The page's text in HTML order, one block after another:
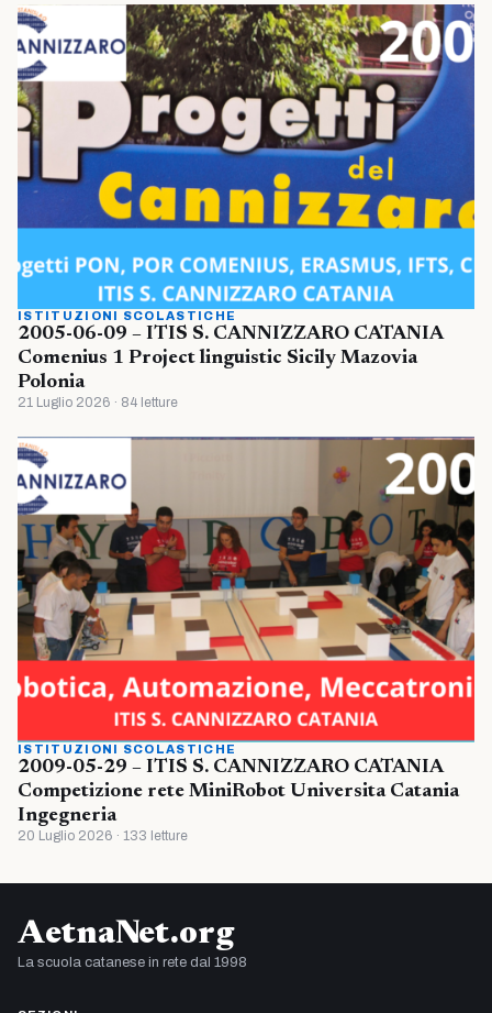
ISTITUZIONI SCOLASTICHE
2005-06-09 – ITIS S. CANNIZZARO CATANIA
Comenius 1 Project linguistic Sicily Mazovia
Polonia
21 Luglio 2026 · 84 letture
ISTITUZIONI SCOLASTICHE
2009-05-29 – ITIS S. CANNIZZARO CATANIA
Competizione rete MiniRobot Universita Catania
Ingegneria
20 Luglio 2026 · 133 letture
AetnaNet.org
La scuola catanese in rete dal 1998